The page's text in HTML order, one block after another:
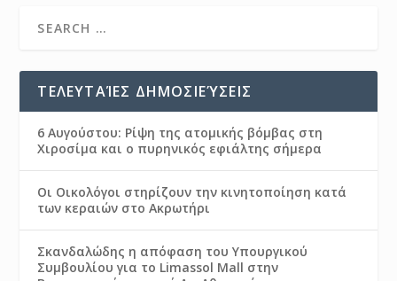
ΤΕΛΕΥΤΑΊΕΣ ΔΗΜΟΣΙΕΎΣΕΙΣ
6 Αυγούστου: Ρίψη της ατομικής βόμβας στη
Χιροσίμα και ο πυρηνικός εφιάλτης σήμερα
Οι Οικολόγοι στηρίζουν την κινητοποίηση κατά
των κεραιών στο Ακρωτήρι
Σκανδαλώδης η απόφαση του Υπουργικού
Συμβουλίου για το Limassol Mall στην